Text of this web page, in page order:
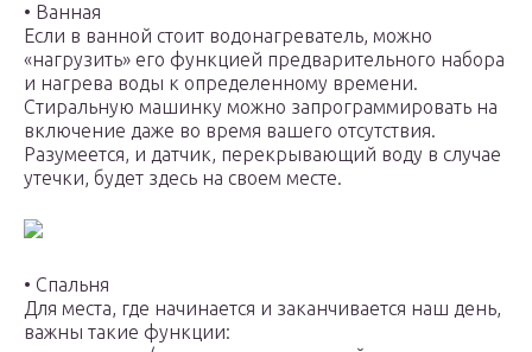
• Ванная
Если в ванной стоит водонагреватель, можно
«нагрузить» его функцией предварительного набора
и нагрева воды к определенному времени.
Стиральную машинку можно запрограммировать на
включение даже во время вашего отсутствия.
Разумеется, и датчик, перекрывающий воду в случае
утечки, будет здесь на своем месте.
• Спальня
Для места, где начинается и заканчивается наш день,
важны такие функции: